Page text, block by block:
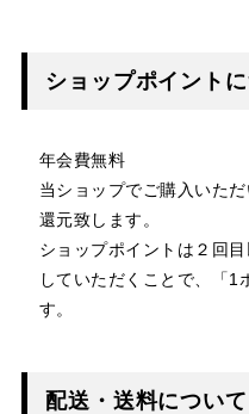
ショップポイント
年会費無料
当ショップでご購入いた
還元致します。
ショップポイントは２回
していただくことで、「1
す。
配送・送料について